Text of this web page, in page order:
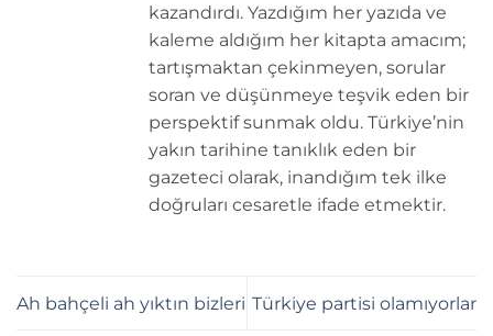
kazandırdı. Yazdığım her yazıda ve
kaleme aldığım her kitapta amacım;
tartışmaktan çekinmeyen, sorular
soran ve düşünmeye teşvik eden bir
perspektif sunmak oldu. Türkiye’nin
yakın tarihine tanıklık eden bir
gazeteci olarak, inandığım tek ilke
doğruları cesaretle ifade etmektir.
Ah bahçeli ah yıktın bizleri Türkiye partisi olamıyorlar